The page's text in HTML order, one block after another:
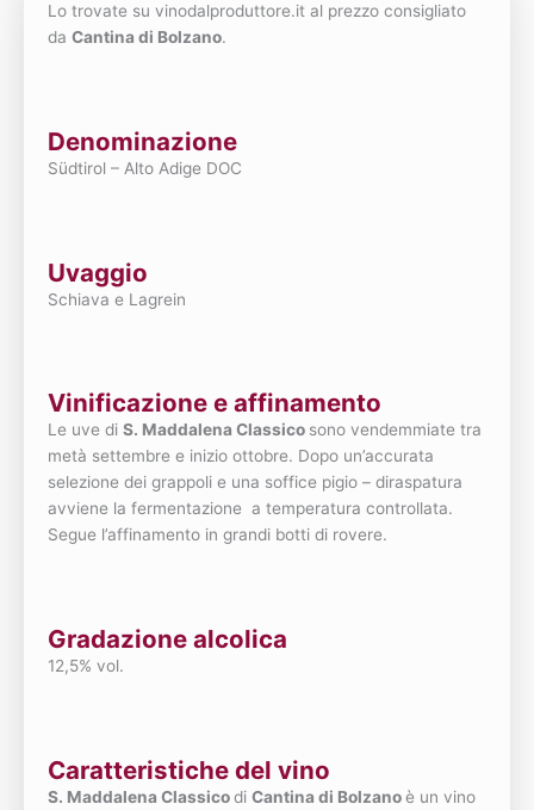
Lo trovate su vinodalproduttore.it al prezzo consigliato
da Cantina di Bolzano.
Denominazione
Südtirol – Alto Adige DOC
Uvaggio
Schiava e Lagrein
Vinificazione e affinamento
Le uve di S. Maddalena Classico sono vendemmiate tra
metà settembre e inizio ottobre. Dopo un’accurata
selezione dei grappoli e una soffice pigio – diraspatura
avviene la fermentazione a temperatura controllata.
Segue l’affinamento in grandi botti di rovere.
Gradazione alcolica
12,5% vol.
Caratteristiche del vino
S. Maddalena Classicodi Cantina di Bolzanoè un vino